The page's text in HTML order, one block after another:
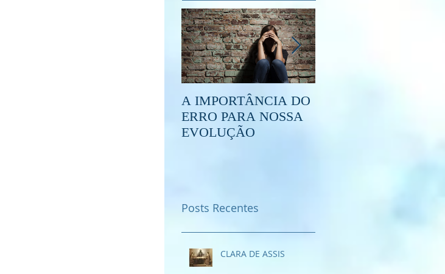
A IMPORTÂNCIA DO
ERRO PARA NOSSA
EVOLUÇÃO
Posts Recentes
CLARA DE ASSIS